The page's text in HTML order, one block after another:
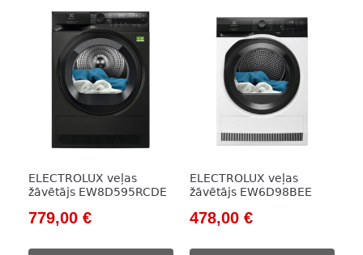
ELECTROLUX veļas
žāvētājs EW8D595RCDE
Original
779,00 €Current
ELECTROLUX veļas
žāvētājs EW6D98BEE
Original
478,00 €Current